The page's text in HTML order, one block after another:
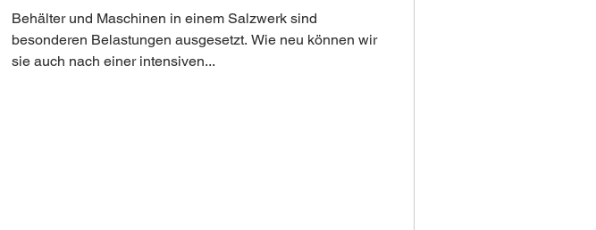
Behälter und Maschinen in einem Salzwerk sind
besonderen Belastungen ausgesetzt. Wie neu können wir
sie auch nach einer intensiven...